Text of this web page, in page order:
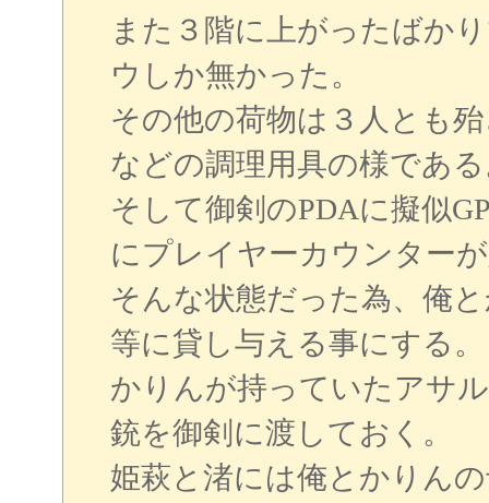
また３階に上がったばか
ウしか無かった。
その他の荷物は３人とも
などの調理用具の様であ
そして御剣のPDAに擬似
にプレイヤーカウンター
そんな状態だった為、俺
等に貸し与える事にする。
かりんが持っていたアサ
銃を御剣に渡しておく。
姫萩と渚には俺とかりん